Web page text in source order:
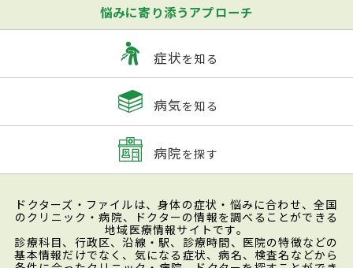
悩みに寄り添うアプローチ
症状を知る
病気を知る
病院を探す
ドクターズ・ファイルは、身体の症状・悩みに合わせ、全国
のクリニック・病院、ドクターの情報を調べることができる
地域医療情報サイトです。
診療科目、行政区、沿線・駅、診療時間、医院の特徴などの
基本情報だけでなく、気になる症状、病名、検査名などから